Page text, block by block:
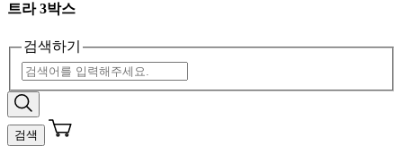
트라 3박스
검색하기
검색